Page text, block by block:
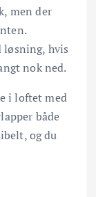
men der
løsning, hvis
nok ned.
i loftet med
både
og du